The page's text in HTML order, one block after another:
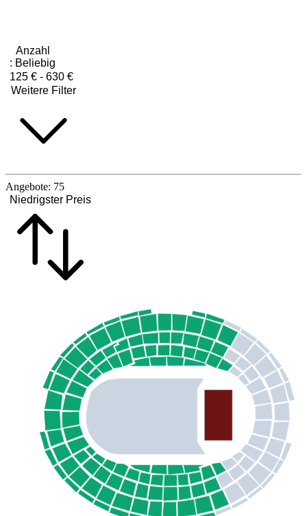
Anzahl
: Beliebig
125 € - 630 €
Weitere Filter
Angebote: 75
Niedrigster Preis